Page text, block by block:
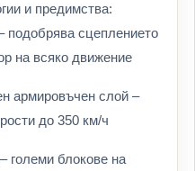
и предимства:
подобрява сцеплението
на всяко движение
армировъчен слой –
до 350 км/ч
големи блокове на